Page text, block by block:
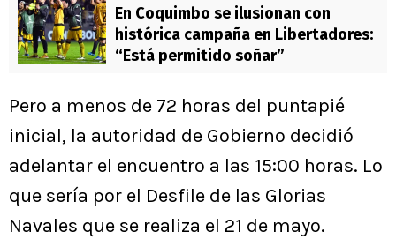
En Coquimbo se ilusionan con
histórica campaña en Libertadores:
“Está permitido soñar”
Pero a menos de 72 horas del puntapié
inicial, la autoridad de Gobierno decidió
adelantar el encuentro a las 15:00 horas. Lo
que sería por el Desfile de las Glorias
Navales que se realiza el 21 de mayo.